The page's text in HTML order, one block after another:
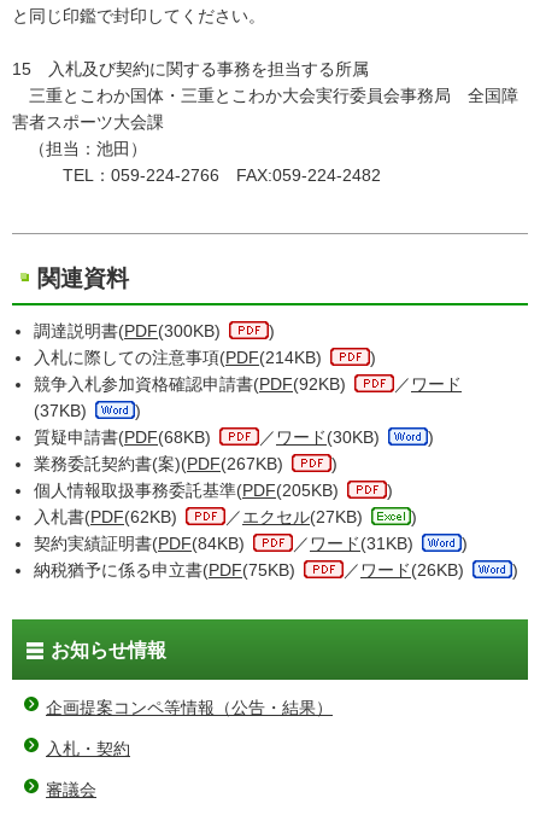
と同じ印鑑で封印してください。
15 入札及び契約に関する事務を担当する所属
三重とこわか国体・三重とこわか大会実行委員会事務局 全国障
害者スポーツ大会課
（担当：池田）
TEL：059-224-2766 FAX:059-224-2482
関連資料
調達説明書(PDF(300KB)
)
入札に際しての注意事項(PDF(214KB)
)
競争入札参加資格確認申請書(PDF(92KB) ／ ワード
(37KB)
)
質疑申請書(PDF(68KB) ／ ワード(30KB)
)
業務委託契約書(案)(PDF(267KB)
)
個人情報取扱事務委託基準(PDF(205KB)
)
入札書(PDF(62KB) ／エクセル(27KB)
)
契約実績証明書(PDF(84KB) ／ ワード(31KB)
)
納税猶予に係る申立書(PDF(75KB) ／ ワード(26KB) )
お知らせ情報
企画提案コンペ等情報（公告・結果）
入札・契約
審議会